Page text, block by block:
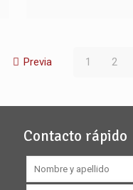
Previa 1 2
Contacto rápido